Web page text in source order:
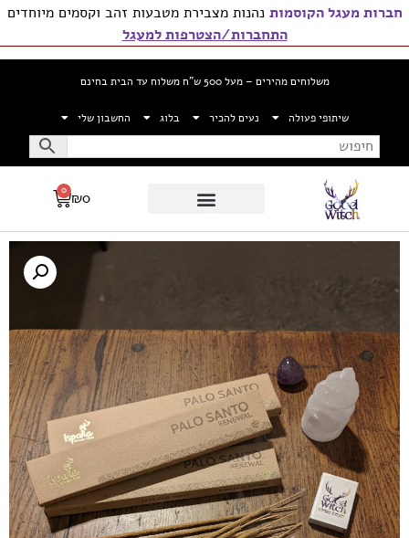
חברות מעגל הקוסמות נהנות מצבירת מטבעות זהב וקסמים מיוחדים
התחברות/הצטרפות למעגל
משלוחים מהירים – מעל 500 ש”ח משלוח עד הבית בחינם
שיתופי פעולה נעים להכיר בלוג החשבון שלי
₪0
0